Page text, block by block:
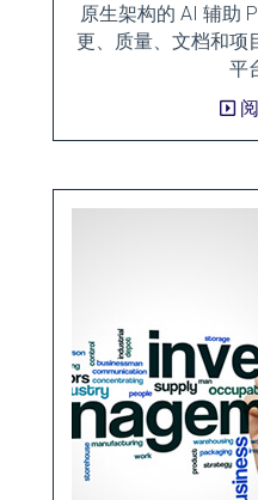
原生架构的 AI 辅助
更、质量、文档和项
平